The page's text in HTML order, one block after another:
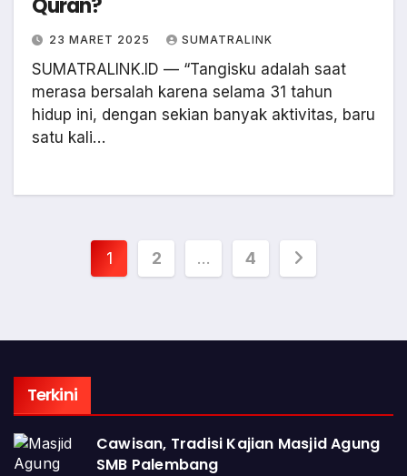
Quran?
23 MARET 2025 SUMATRALINK
SUMATRALINK.ID — “Tangisku adalah saat
merasa bersalah karena selama 31 tahun
hidup ini, dengan sekian banyak aktivitas, baru
satu kali…
Paginasi
1 2 … 4
Terkini
Cawisan, Tradisi Kajian Masjid Agung
SMB Palembang